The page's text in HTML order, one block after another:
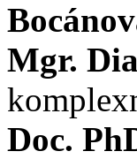
Mgr.
Doc.